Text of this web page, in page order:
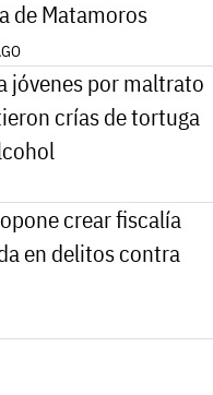
de Matamoros
jóvenes por maltrato
crías de tortuga
crear fiscalía
en delitos contra